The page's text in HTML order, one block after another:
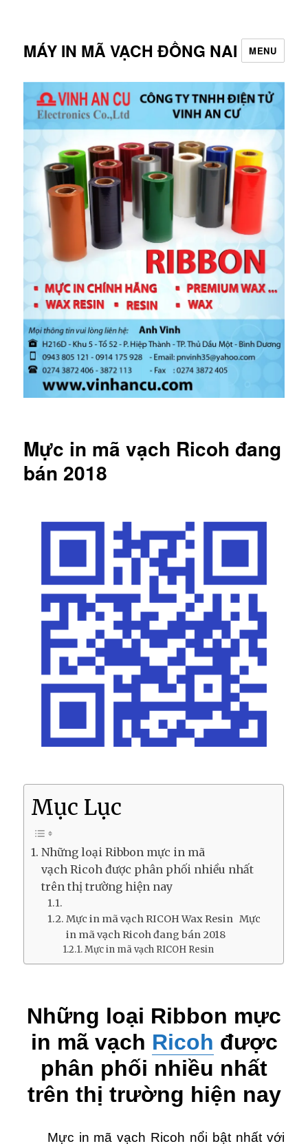
MÁY IN MÃ VẠCH ĐỒNG NAI MENU
Mực in mã vạch Ricoh đang
bán 2018
Mục Lục
Những loại Ribbon mực in mã
vạch Ricoh được phân phối nhiều nhất
trên thị trường hiện nay
Mực in mã vạch RICOH Wax Resin Mực
in mã vạch Ricoh đang bán 2018
Mực in mã vạch RICOH Resin
Những loại Ribbon mực
in mã vạch Ricoh được
phân phối nhiều nhất
trên thị trường hiện nay
Mực in mã vạch Ricoh nổi bật nhất với